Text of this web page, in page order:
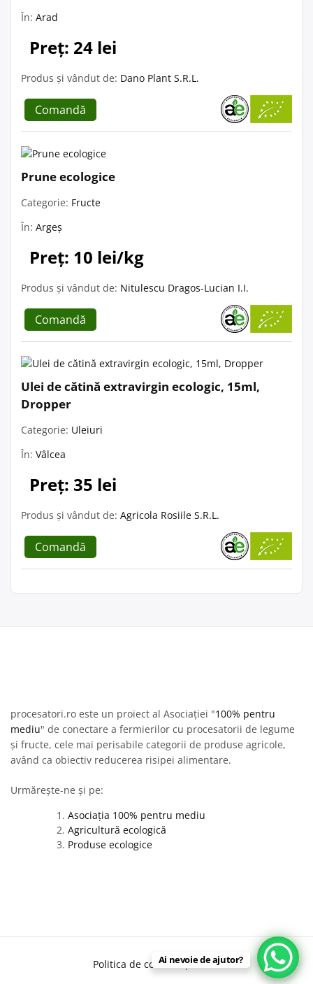
În: Arad
Preț: 24 lei
Produs și vândut de: Dano Plant S.R.L.
Comandă
Prune ecologice
Categorie: Fructe
În: Argeș
Preț: 10 lei/kg
Produs și vândut de: Nitulescu Dragos-Lucian I.I.
Comandă
Ulei de cătină extravirgin ecologic, 15ml,
Dropper
Categorie: Uleiuri
În: Vâlcea
Preț: 35 lei
Produs și vândut de: Agricola Rosiile S.R.L.
Comandă
procesatori.ro este un proiect al Asociației "100% pentru
mediu" de conectare a fermierilor cu procesatorii de legume
și fructe, cele mai perisabile categorii de produse agricole,
având ca obiectiv reducerea risipei alimentare.
Urmărește-ne și pe:
Asociația 100% pentru mediu
Agricultură ecologică
Produse ecologice
Politica de confidențialitate
Ai nevoie de ajutor?